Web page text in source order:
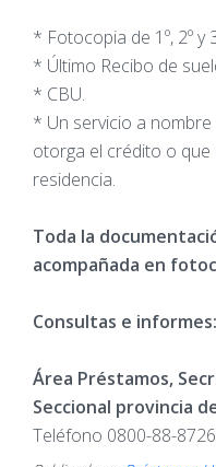
* Fotocopia de 1º, 2º y
* Último Recibo de
* CBU.
* Un servicio a
otorga el crédito o que
residencia.
Toda la
acompañada en
Consultas e informes:
Área Préstamos,
Seccional provincia
Teléfono 0800-88-